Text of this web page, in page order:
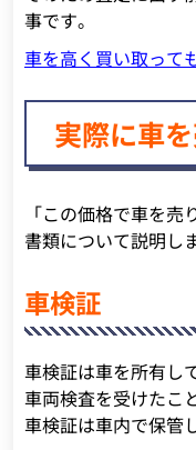
事です。
車を高く買い取って
実際に車
「この価格で車を
書類について説明し
車検証
車検証は車を所有し
車両検査を受けたこ
車検証は車内で保管